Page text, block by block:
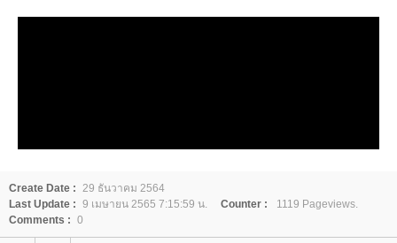
Create Date : 29 ธันวาคม 2564
Last Update : 9 เมษายน 2565 7:15:59 น. Counter :
1119 Pageviews.
Comments : 0